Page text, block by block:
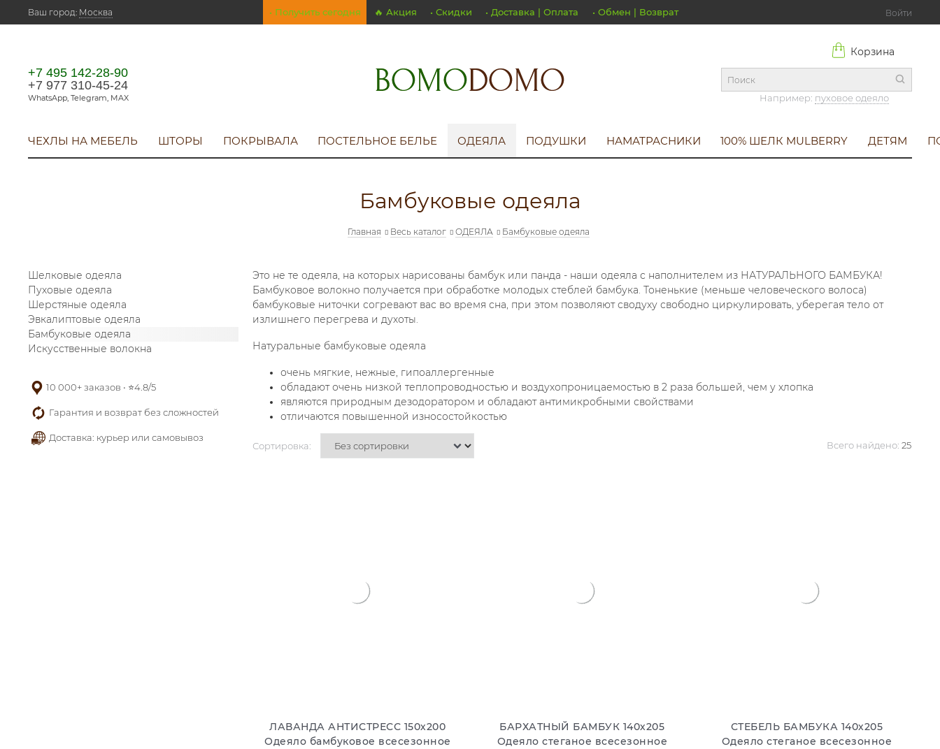
Ваш город: Москва • Получить сегодня 🔥 Акция • Скидки • Доставка | Оплата • Обмен | Возврат Войти
+7 495 142-28-90
+7 977 310-45-24
WhatsApp, Telegram, MAX
Корзина
Например: пуховое одеяло
ЧЕХЛЫ НА МЕБЕЛЬ ШТОРЫ ПОКРЫВАЛА ПОСТЕЛЬНОЕ БЕЛЬЕ ОДЕЯЛА ПОДУШКИ НАМАТРАСНИКИ 100% ШЕЛК MULBERRY ДЕТЯМ
Бамбуковые одеяла
Главная Весь каталог ОДЕЯЛА Бамбуковые одеяла
Шелковые одеяла
Пуховые одеяла
Шерстяные одеяла
Эвкалиптовые одеяла
Бамбуковые одеяла
Искусственные волокна
10 000+ заказов • ⭐️4.8/5
Гарантия и возврат без сложностей
Доставка: курьер или самовывоз
Это не те одеяла, на которых нарисованы бамбук или панда - наши одеяла с наполнителем из НАТУРАЛЬНОГО БАМБУКА!
Бамбуковое волокно получается при обработке молодых стеблей бамбука. Тоненькие (меньше человеческого волоса)
бамбуковые ниточки согревают вас во время сна, при этом позволяют сводуху свободно циркулировать, уберегая тело от
излишнего перегрева и духоты.
Натуральные бамбуковые одеяла
очень мягкие, нежные, гипоаллергенные
обладают очень низкой теплопроводностью и воздухопроницаемостью в 2 раза большей, чем у хлопка
являются природным дезодоратором и обладают антимикробными свойствами
отличаются повышенной износостойкостью
Сортировка: Всего найдено: 25
ЛАВАНДА АНТИСТРЕСС 150х200
Одеяло бамбуковое всесезонное
БАРХАТНЫЙ БАМБУК 140х205
Одеяло стеганое всесезонное
СТЕБЕЛЬ БАМБУКА 140х205
Одеяло стеганое всесезонное